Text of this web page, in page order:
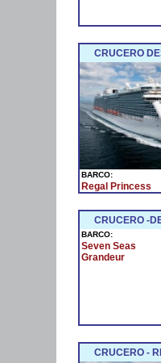
CRUCERO
BARCO:
Regal Princess
CRUCERO -
BARCO:
Seven Seas
Grandeur
CRUCERO -